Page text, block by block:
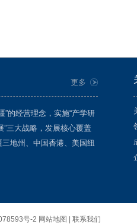
更多
”的经营理念，实施“产学研
”三大战略，发展核心覆盖
地州、中国香港、美国纽
号-2 网站地图 | 联系我们